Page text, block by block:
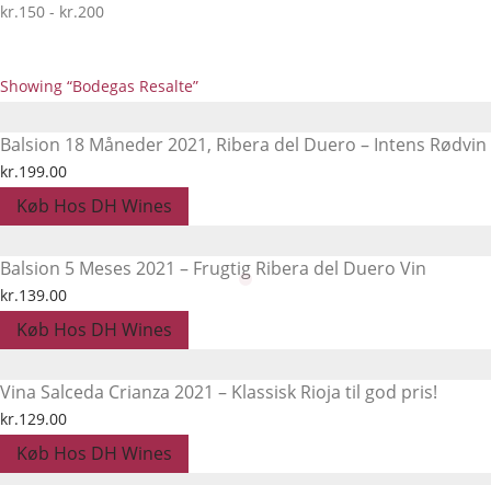
kr.150 - kr.200
Showing “Bodegas Resalte”
Balsion 18 Måneder 2021, Ribera del Duero – Intens Rødvin
kr.199.00
Køb Hos DH Wines
Balsion 5 Meses 2021 – Frugtig Ribera del Duero Vin
kr.139.00
Køb Hos DH Wines
Vina Salceda Crianza 2021 – Klassisk Rioja til god pris!
kr.129.00
Køb Hos DH Wines